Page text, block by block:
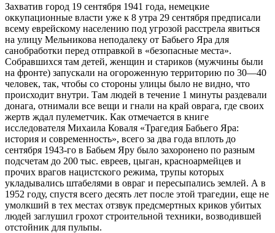
Захватив город 19 сентября 1941 года, немецкие
оккупационные власти уже к 8 утра 29 сентября предписали
всему еврейскому населению под угрозой расстрела явиться
на улицу Мельникова неподалеку от Бабьего Яра для
санобработки перед отправкой в «безопасные места».
Собравшихся там детей, женщин и стариков (мужчины были
на фронте) запускали на огороженную территорию по 30—40
человек, так, чтобы со стороны улицы было не видно, что
происходит внутри. Там людей в течение 1 минуты раздевали
донага, отнимали все вещи и гнали на край оврага, где своих
жертв ждал пулеметчик. Как отмечается в книге
исследователя Михаила Коваля «Трагедия Бабьего Яра:
история и современность», всего за два года вплоть до
сентября 1943-го в Бабьем Яру было захоронено по разным
подсчетам до 200 тыс. евреев, цыган, красноармейцев и
прочих врагов нацистского режима, трупы которых
укладывались штабелями в овраг и пересыпались землей. А в
1952 году, спустя всего десять лет после этой трагедии, еще не
умолкший в тех местах отзвук предсмертных криков убитых
людей заглушил грохот строительной техники, возводившей
отстойник для пульпы.